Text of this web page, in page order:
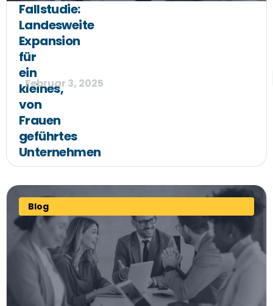
Fallstudie:
Landesweite
Expansion
für
ein
kleines,
von
Frauen
geführtes
Unternehmen
Februar 3, 2025
Blog